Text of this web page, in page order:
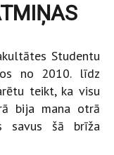
Studentu
no 2010. līdz
teikt, ka visu
bija mana otrā
savus šā brīža